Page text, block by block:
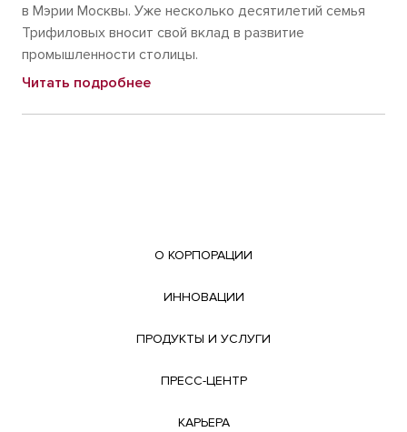
в Мэрии Москвы. Уже несколько десятилетий семья
Трифиловых вносит свой вклад в развитие
промышленности столицы.
Читать подробнее
О КОРПОРАЦИИ
ИННОВАЦИИ
ПРОДУКТЫ И УСЛУГИ
ПРЕСС-ЦЕНТР
КАРЬЕРА